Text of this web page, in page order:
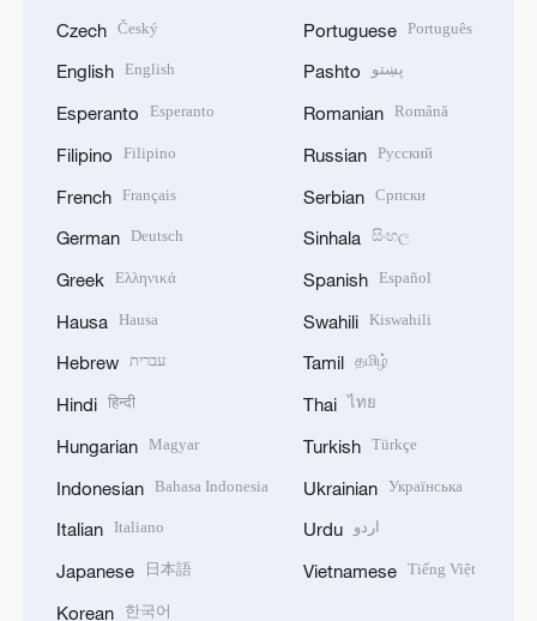
Czech Český
English English
Esperanto Esperanto
Filipino Filipino
French Français
German Deutsch
Greek Ελληνικά
Hausa Hausa
Hebrew עברית
Hindi हिन्दी
Hungarian Magyar
Indonesian Bahasa Indonesia
Italian Italiano
Japanese 日本語
Korean 한국어
Portuguese Português
Pashto پښتو
Romanian Română
Russian Русский
Serbian Српски
Sinhala සිංහල
Spanish Español
Swahili Kiswahili
Tamil தமிழ்
Thai ไทย
Turkish Türkçe
Ukrainian Українська
Urdu اردو
Vietnamese Tiếng Việt